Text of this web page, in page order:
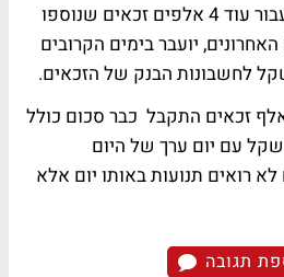
סה"כ עבור בקשות אלו ועבור עוד 4 אלפים זכאים שנוספו
יועבר בימים הקרובים
הבנק של 42 אלף זכאים התקבל כבר סכום כולל
400 מיליון שקל עם יום ערך של היום
לא רואים תנועות באותו יום אלא
תגובה